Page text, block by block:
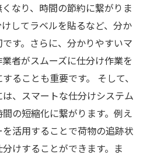
なり、時間の節約に繋がりま
してラベルを貼るなど、分か
す。さらに、分かりやすいマ
者がスムーズに仕分け作業を
ることも重要です。 そして、
、スマートな仕分けシステム
の短縮化に繋がります。例え
活用することで荷物の追跡状
けすることができます。ま